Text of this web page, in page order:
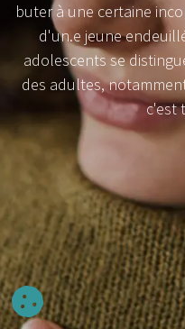
buter à une certaine
d'un.e jeune
adolescents se
des adultes,
c'est